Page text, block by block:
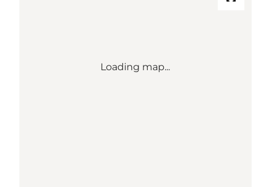
Loading map...